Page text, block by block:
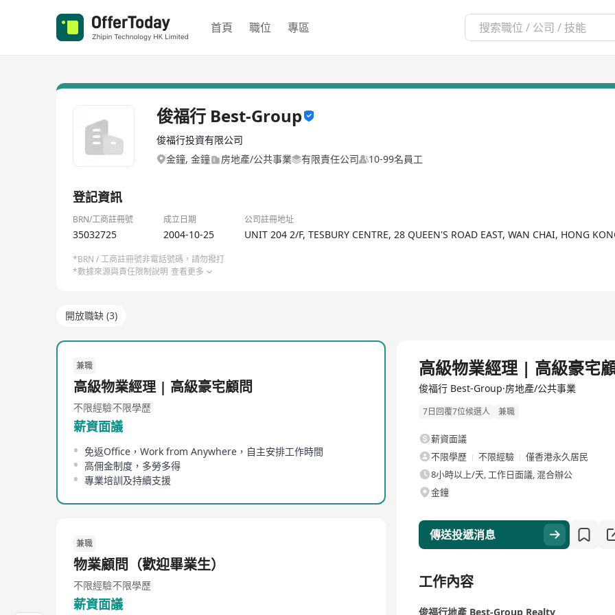
首頁 職位 專區
俊福行 Best-Group
俊福行投資有限公司
金鐘, 金鐘
房地產/公共事業 有限責任公司 10-99名員工
登記資訊
BRN/工商註冊號 成立日期 公司註冊地址
35032725 2004-10-25 UNIT 204 2/F, TESBURY CENTRE, 28 QUEEN'S ROAD EAST, WAN CHAI, HONG
*BRN / 工商註冊號非電話號碼，請勿撥打
*數據來源與責任限制說明 查看更多
開放職缺 (3)
兼職
高級物業經理 | 高級豪宅顧問
不限經驗不限學歷
薪資面議
免返Office，Work from Anywhere，自主安排工作時間
高佣金制度，多勞多得
專業培訓及持續支援
兼職
物業顧問（歡迎畢業生）
不限經驗不限學歷
薪資面議
高級物業經理 | 高級豪宅
俊福行 Best-Group·房地產/公共事業
7日回覆7位候選人 兼職
薪資面議
不限學歷
不限經驗
僅香港永久居民
8小時以上/天, 工作日面議, 混合辦公
金鐘
傳送投遞消息
工作內容
俊福行地產 Best-Group Realty